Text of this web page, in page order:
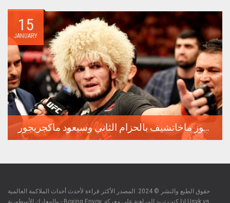
مختلفة،...
15
JANUARY
ماذا سيحدث في فنون الدفاع عن النفس عام 2024: سيفوز ماخاتشيف بالحزام الثاني وسيعود ماكجريجور
حقوق الطبع والنشر © 2024. المصدر الأكثر قراءة لأحدث أحداث الملاكمة العالمية
والمعارك الأسطورية - Boxing Envoy. إذا كنت تريد المراهنة على معركة Usyk vs